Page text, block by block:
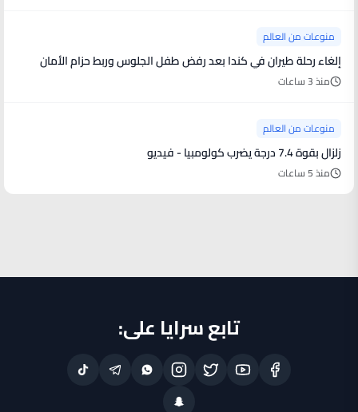
منوعات من العالم
إلغاء رحلة طيران في كندا بعد رفض طفل الجلوس وربط حزام الأمان
منذ 3 ساعات
منوعات من العالم
زلزال بقوة 7.4 درجة يضرب كولومبيا - فيديو
منذ 5 ساعات
تابع سرايا على: